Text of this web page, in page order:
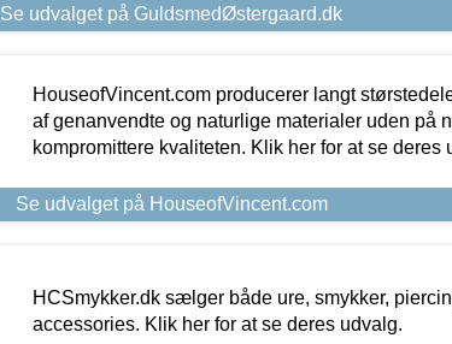
Se udvalget på GuldsmedØstergaard.dk
HouseofVincent.com producerer langt
af genanvendte og naturlige materialer uden på
kompromittere kvaliteten. Klik her for at se deres
Se udvalget på HouseofVincent.com
HCSmykker.dk sælger både ure, smykker,
accessories. Klik her for at se deres udvalg.